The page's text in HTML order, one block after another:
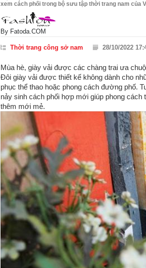
xem cách phối trong bộ sưu tập thời trang nam của
By Fatoda.COM
Thời trang công sở nam 28/10/2022
Mùa hè, giày vải được các chàng trai ưa
Đôi giày vải được thiết kế không dành cho
phục thể thao hoặc phong cách đường phố.
nảy sinh cách phối hợp mới giúp phong
thêm mới mẻ.